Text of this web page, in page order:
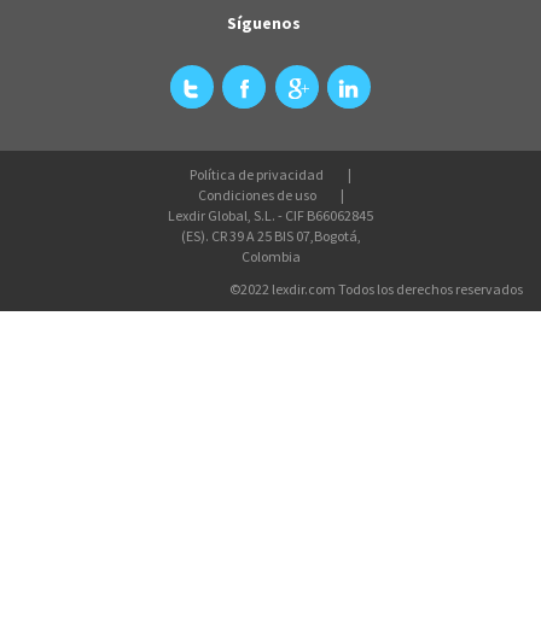
Síguenos
Política de privacidad
Condiciones de uso
Lexdir Global, S.L. - CIF B66062845
(ES). CR 39 A 25 BIS 07,Bogotá,
Colombia
©2022 lexdir.com Todos los derechos reservados